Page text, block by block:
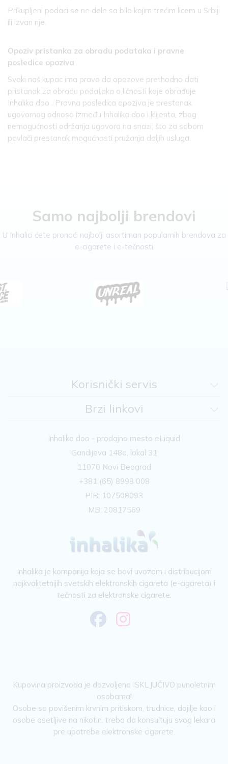
Prikupljeni podaci se ne dele sa bilo kojim trećim licem u Srbiji
ili izvan nje.
Opoziv pristanka za obradu podataka i pravne
posledice opoziva
Svaki naš kupac ima pravo da opozove prethodno dati
pristanak za obradu podataka o ličnosti koje obrađuje
Inhalika doo . Pravna posledica opoziva je prestanak
ugovornog odnosa između Inhalika doo i klijenta, zbog
nemogućnosti održanja ugovora na snazi, što za sobom
povlači prestanak mogućnosti pružanja daljih usluga.
Samo najbolji brendovi
U Inhalici ćete pronaći najbolji asortiman popularnih brendova za
e-cigarete i e-tečnosti
Korisnički servis
Brzi linkovi
Inhalika doo - prodajno mesto eLiquid
Gandijeva 148a, lokal 31
11070 Novi Beograd
+381 (65) 8998 008
PIB: 107508093
MB: 20817569
Inhalika je kompanija koja se bavi uvozom i distribucijom
najkvalitetnijih svetskih elektronskih cigareta (e-cigareta) i
tečnosti za elektronske cigarete.
Kupovina proizvoda je dozvoljena ISKLJUČIVO punoletnim
osobama!
Osobe sa povišenim krvnim pritiskom, trudnice, dojilje kao i
osobe osetljive na nikotin, treba da konsultuju svog lekara
pre upotrebe elektronske cigarete.